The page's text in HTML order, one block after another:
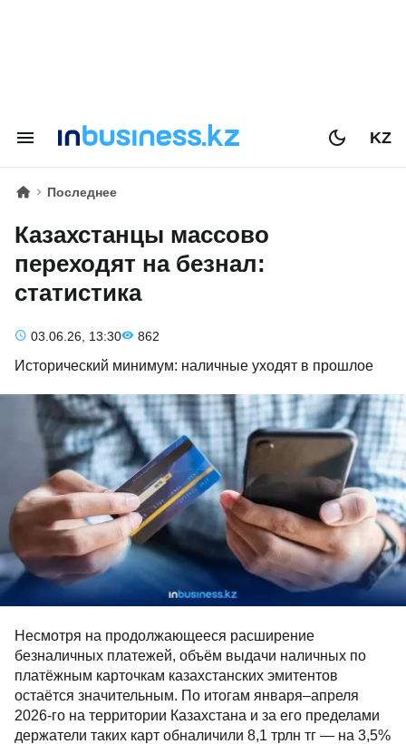
KZ
Последнее
Казахстанцы массово
переходят на безнал:
статистика
03.06.26, 13:30 862
Исторический минимум: наличные уходят в прошлое
Несмотря на продолжающееся расширение
безналичных платежей, объём выдачи наличных по
платёжным карточкам казахстанских эмитентов
остаётся значительным. По итогам января–апреля
2026-го на территории Казахстана и за его пределами
держатели таких карт обналичили 8,1 трлн тг — на 3,5%